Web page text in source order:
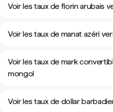
Voir les taux de florin arubais
Voir les taux de manat azéri
Voir les taux de mark
mongol
Voir les taux de dollar